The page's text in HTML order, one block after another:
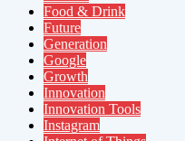
Food & Drink
Future
Generation
Google
Growth
Innovation
Innovation Tools
Instagram